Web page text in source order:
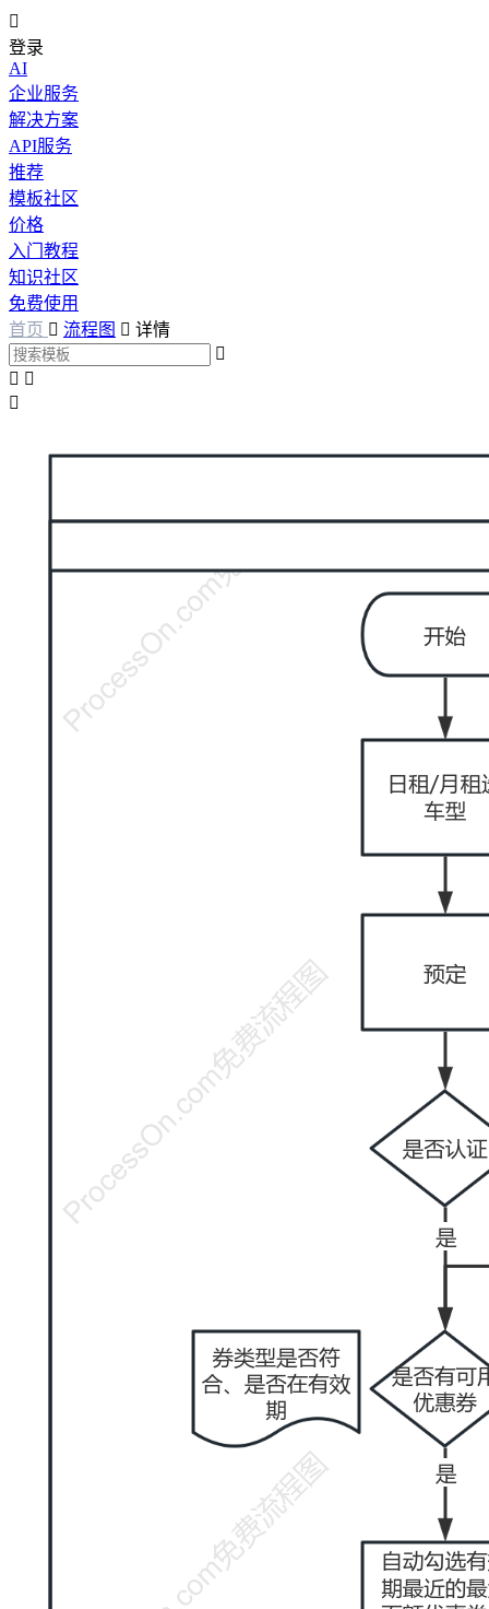

登录
AI
企业服务
解决方案
API服务
推荐
模板社区
价格
入门教程
知识社区
免费使用
首页  流程图  详情

 
